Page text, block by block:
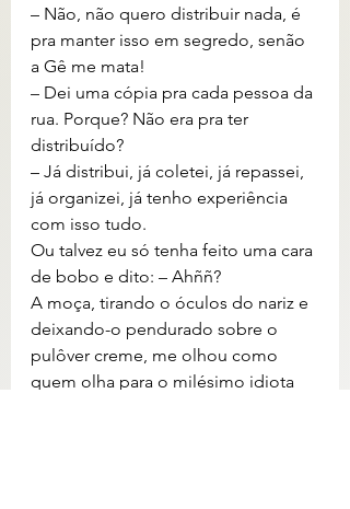
– Não, não quero distribuir nada, é
pra manter isso em segredo, senão
a Gê me mata!
– Dei uma cópia pra cada pessoa da
rua. Porque? Não era pra ter
distribuído?
– Já distribui, já coletei, já repassei,
já organizei, já tenho experiência
com isso tudo.
Ou talvez eu só tenha feito uma cara
de bobo e dito: – Ahññ?
A moça, tirando o óculos do nariz e
deixando-o pendurado sobre o
pulôver creme, me olhou como
quem olha para o milésimo idiota